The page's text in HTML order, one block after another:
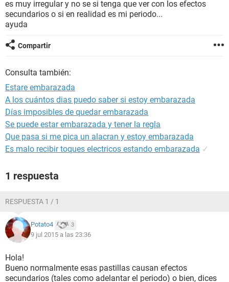
GLOSARIO
es muy irregular y no se si tenga que ver con los efectos
secundarios o si en realidad es mi periodo...
ayuda
Compartir
Consulta también:
Estare embarazada
A los cuántos dias puedo saber si estoy embarazada
Días imposibles de quedar embarazada
Se puede estar embarazada y tener la regla
Que pasa si me pica un alacran y estoy embarazada
Es malo recibir toques electricos estando embarazada ✓
1 respuesta
RESPUESTA 1 / 1
Potato4 3
9 jul 2015 a las 23:36
Hola!
Bueno normalmente esas pastillas causan efectos
secundarios (tales como adelantar el periodo) o bien, dices